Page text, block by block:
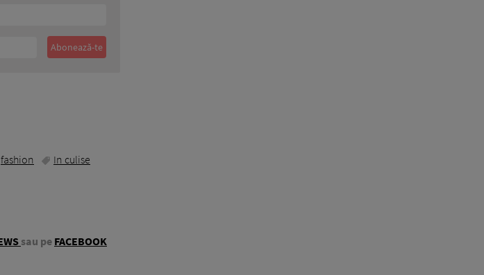
fashion
In culise
sau pe FACEBOOK